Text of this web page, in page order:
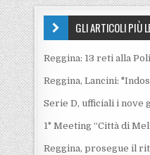
GLI ARTICOLI PIÙ
Reggina: 13 reti alla
Reggina, Lancini:
Serie D, ufficiali i nove
1° Meeting “Città di
Reggina, prosegue il